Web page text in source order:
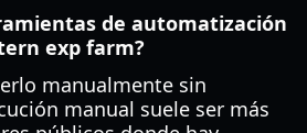
de automatización
exp farm?
manualmente sin
manual suele ser más